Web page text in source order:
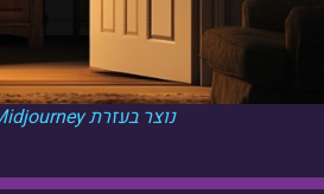
נוצר בעזרת Midjourney